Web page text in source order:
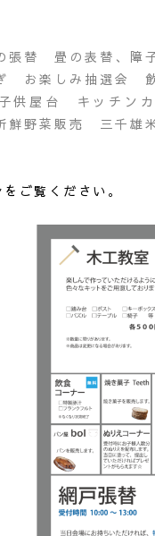
張替 畳の表替、障
お楽しみ抽選会
供屋台 キッチン
野菜販売 三千雄
ご覧ください。